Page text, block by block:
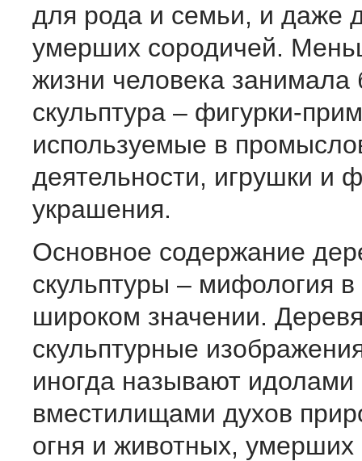
для рода и семьи, и даже
умерших сородичей.
жизни человека занимала
скульптура – фигурки-
используемые в
деятельности, игрушки и
украшения.
Основное содержание
скульптуры – мифология
широком значении.
скульптурные
иногда называют идолами
вместилищами духов
огня и животных, умерших